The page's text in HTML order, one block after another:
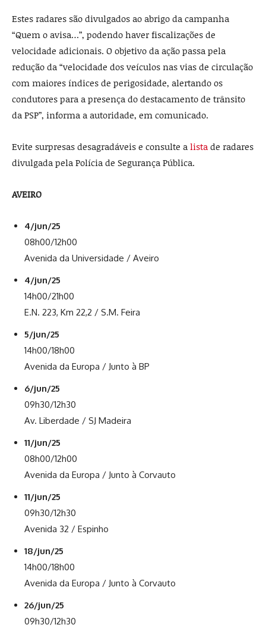
Estes radares são divulgados ao abrigo da campanha
“Quem o avisa…”, podendo haver fiscalizações de
velocidade adicionais. O objetivo da ação passa pela
redução da “velocidade dos veículos nas vias de circulação
com maiores índices de perigosidade, alertando os
condutores para a presença do destacamento de trânsito
da PSP”, informa a autoridade, em comunicado.
Evite surpresas desagradáveis e consulte a lista de radares
divulgada pela Polícia de Segurança Pública.
AVEIRO
4/jun/25
08h00/12h00
Avenida da Universidade / Aveiro
4/jun/25
14h00/21h00
E.N. 223, Km 22,2 / S.M. Feira
5/jun/25
14h00/18h00
Avenida da Europa / Junto à BP
6/jun/25
09h30/12h30
Av. Liberdade / SJ Madeira
11/jun/25
08h00/12h00
Avenida da Europa / Junto à Corvauto
11/jun/25
09h30/12h30
Avenida 32 / Espinho
18/jun/25
14h00/18h00
Avenida da Europa / Junto à Corvauto
26/jun/25
09h30/12h30